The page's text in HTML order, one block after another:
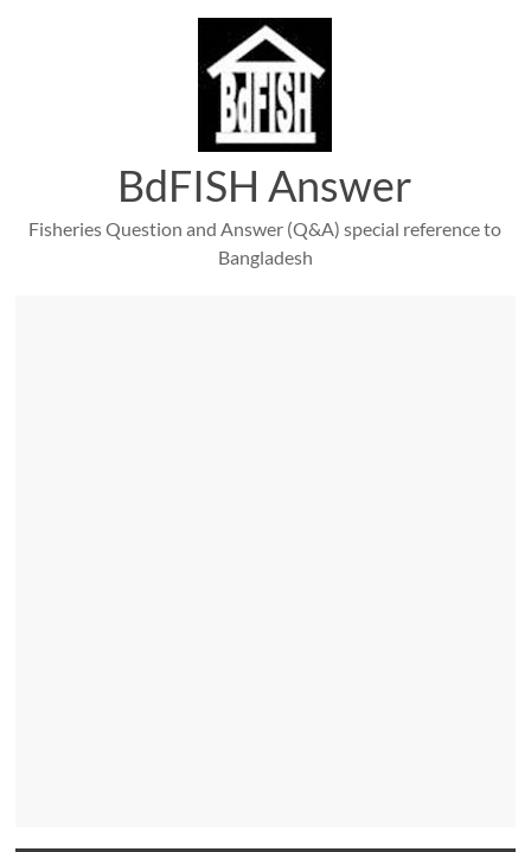
BdFISH Answer
Fisheries Question and Answer (Q&A) special reference to
Bangladesh